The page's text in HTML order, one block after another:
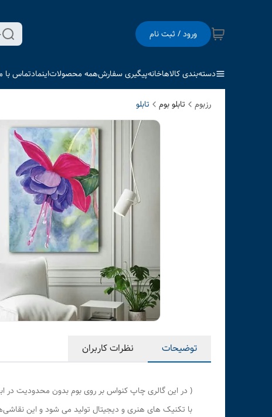
ورود / ثبت نام
دسته‌بندی کالاهاخانهپیگیری سفارشهمه محصولاتاینمادتماس با
رزبوم تابلو بوم تابلو
توضیحات نظرات کاربران
( در این گالری چاپ کنواس بر روی بوم بدون محدودیت در
با تکنیک های هنری و دیجیتال تولید می شود و این